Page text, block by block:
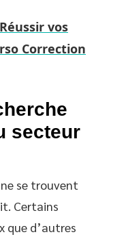
Réussir vos
Correction
secteur
se trouvent
Certains
que d’autres